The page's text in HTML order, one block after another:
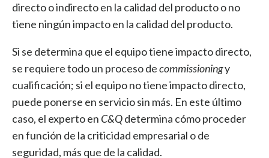
directo o indirecto en la calidad del producto o no
tiene ningún impacto en la calidad del producto.
Si se determina que el equipo tiene impacto directo,
se requiere todo un proceso decommissioningy
cualificación; si el equipo no tiene impacto directo,
puede ponerse en servicio sin más. En este último
caso, el experto en C&Qdetermina cómo proceder
en función de la criticidad empresarial o de
seguridad, más que de la calidad.